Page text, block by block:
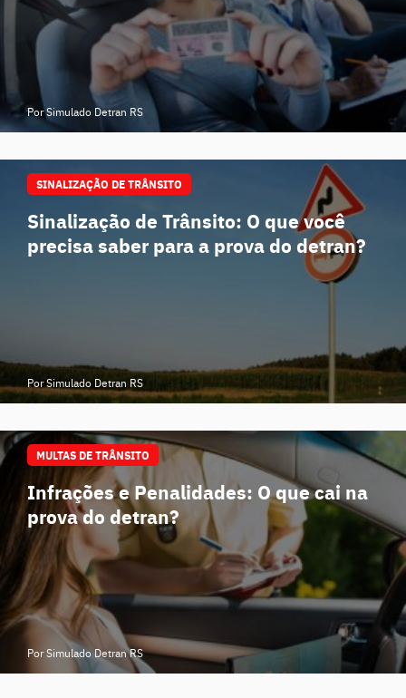
Por Simulado Detran RS
SINALIZAÇÃO DE TRÂNSITO
Sinalização de Trânsito: O que você
precisa saber para a prova do detran?
Por Simulado Detran RS
MULTAS DE TRÂNSITO
Infrações e Penalidades: O que cai na
prova do detran?
Por Simulado Detran RS